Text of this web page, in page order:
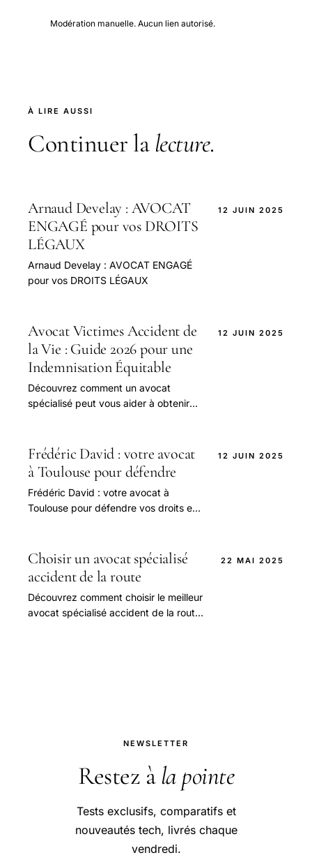
Modération manuelle. Aucun lien autorisé.
À LIRE AUSSI
Continuer la lecture.
Arnaud Develay : AVOCAT
ENGAGÉ pour vos DROITS
LÉGAUX
Arnaud Develay : AVOCAT ENGAGÉ
pour vos DROITS LÉGAUX
12 JUIN 2025
Avocat Victimes Accident de
la Vie : Guide 2026 pour une
Indemnisation Équitable
Découvrez comment un avocat
spécialisé peut vous aider à obtenir
tarifs et les services des meilleurs
avocats en 2026
12 JUIN 2025
Frédéric David : votre avocat
à Toulouse pour défendre
Frédéric David : votre avocat à
Toulouse pour défendre vos droits en
12 JUIN 2025
Choisir un avocat spécialisé
accident de la route
Découvrez comment choisir le meilleur
avocat spécialisé accident de la route
22 MAI 2025
NEWSLETTER
Restez à la pointe
Tests exclusifs, comparatifs et
nouveautés tech, livrés chaque
vendredi.